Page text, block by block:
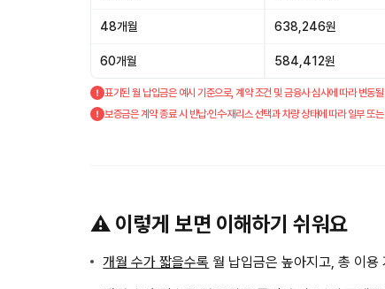
48개월 638,246원
60개월 584,412원
표기된 월 납입금은 예시 기준으로, 계약 조건 및 금융사 심사에 따라 변동
보증금은 계약 종료 시 반납·인수·재리스 선택과 차량 상태에 따라 일부 또
⚠️ 이렇게 보면 이해하기 쉬워요
개월 수가 짧을수록 월 납입금은 높아지고, 총 이용